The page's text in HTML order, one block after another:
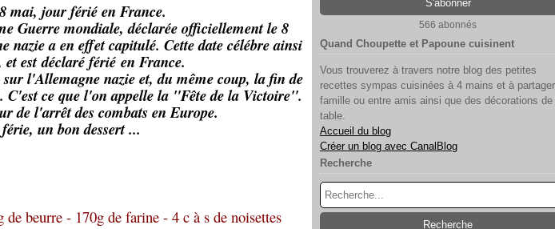
mai, jour férié en France.
Guerre mondiale, déclarée officiellement le 8
a en effet capitulé. Cette date célébre ainsi
est déclaré férié en France.
l'Allemagne nazie et, du même coup, la fin de
C'est ce que l'on appelle la "Fête de la Victoire".
de l'arrêt des combats en Europe.
un bon dessert ...
beurre - 170g de farine - 4 c à s de noisettes
566 abonnés
Quand Choupette et Papoune cuisinent
Vous trouverez à travers notre blog des petites
recettes sympas cuisinées à 4 mains et à
famille ou entre amis ainsi que des décorations de
table.
Accueil du blog
Créer un blog avec CanalBlog
Recherche